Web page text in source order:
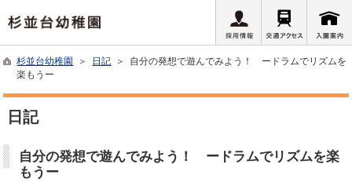
杉並台幼稚園 ＞ 日記 ＞ 自分の発想で遊んでみよう！ ードラムでリズムを
楽もうー
日記
自分の発想で遊んでみよう！ ードラムでリズムを楽
もうー